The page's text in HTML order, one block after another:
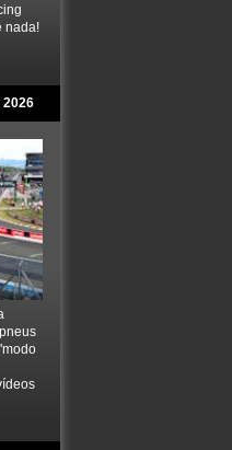
nada!
2026